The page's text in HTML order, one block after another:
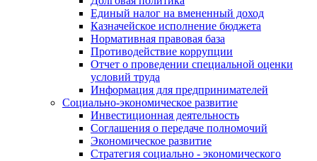
Единый налог на вмененный доход
Казначейское исполнение бюджета
Нормативная правовая база
Противодействие коррупции
Отчет о проведении специальной оценки
условий труда
Информация для предпринимателей
Социально-экономическое развитие
Инвестиционная деятельность
Соглашения о передаче полномочий
Экономическое развитие
Стратегия социально - экономического